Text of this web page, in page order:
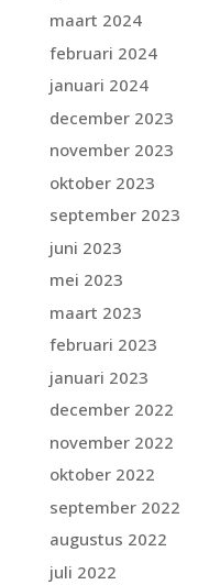
maart 2024
februari 2024
januari 2024
december 2023
november 2023
oktober 2023
september 2023
juni 2023
mei 2023
maart 2023
februari 2023
januari 2023
december 2022
november 2022
oktober 2022
september 2022
augustus 2022
juli 2022